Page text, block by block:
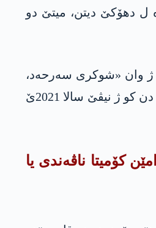
وی ده‌ ل دهۆكێ دیتن، میتێ دو
ژ وان «شوکری سەرحەد،
زیلان کۆنیا، ئەمین بەختاری، عەلی قەندیلی» و یێن دن. ئەو ژ باسکێ لەشکەریێ په‌كه‌كێ دهاتن حەسباندن، ل گەل دەهان کەسێن دن کو ژ نیڤێ سالا 2021ێ
كۆمیتا ناڤه‌ندی یا